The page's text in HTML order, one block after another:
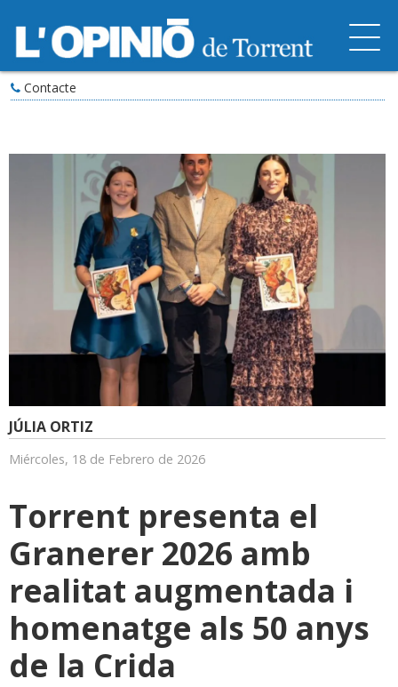
Contacte
JÚLIA ORTIZ
Miércoles, 18 de Febrero de 2026
Torrent presenta el
Granerer 2026 amb
realitat augmentada i
homenatge als 50 anys
de la Crida